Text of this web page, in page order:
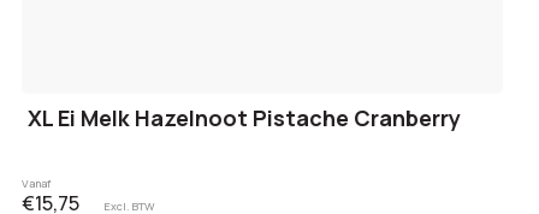
XL Ei Melk Hazelnoot Pistache Cranberry
Vanaf
€15,75 Excl. BTW